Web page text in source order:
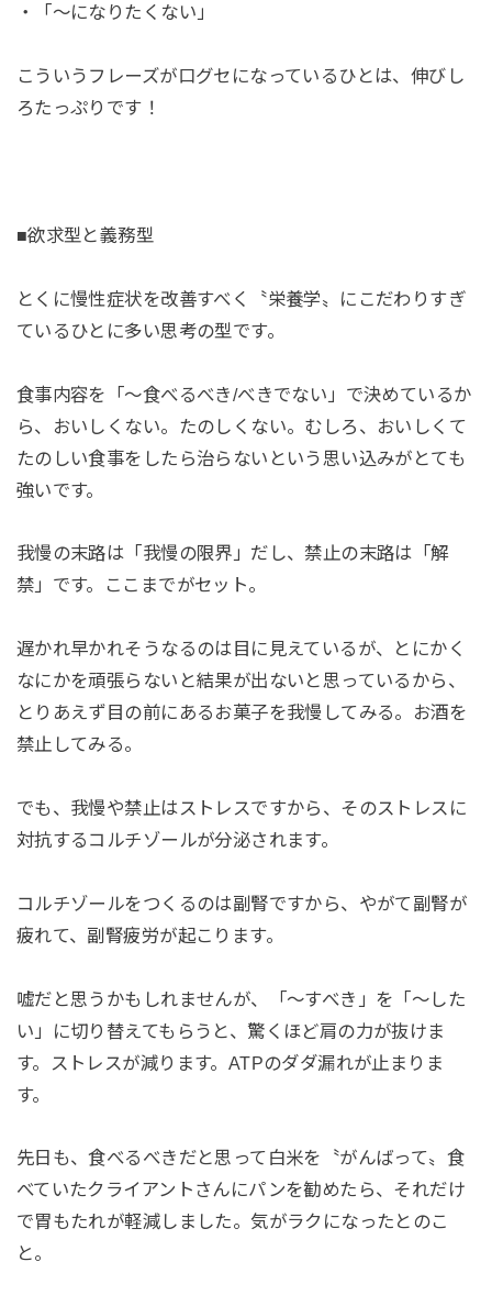
・「〜になりたくない」
こういうフレーズが口グセになっているひとは、伸びし
ろたっぷりです！
■欲求型と義務型
とくに慢性症状を改善すべく〝栄養学〟にこだわりすぎ
ているひとに多い思考の型です。
食事内容を「〜食べるべき/べきでない」で決めているか
ら、おいしくない。たのしくない。むしろ、おいしくて
たのしい食事をしたら治らないという思い込みがとても
強いです。
我慢の末路は「我慢の限界」だし、禁止の末路は「解
禁」です。ここまでがセット。
遅かれ早かれそうなるのは目に見えているが、とにかく
なにかを頑張らないと結果が出ないと思っているから、
とりあえず目の前にあるお菓子を我慢してみる。お酒を
禁止してみる。
でも、我慢や禁止はストレスですから、そのストレスに
対抗するコルチゾールが分泌されます。
コルチゾールをつくるのは副腎ですから、やがて副腎が
疲れて、副腎疲労が起こります。
嘘だと思うかもしれませんが、「〜すべき」を「〜した
い」に切り替えてもらうと、驚くほど肩の力が抜けま
す。ストレスが減ります。ATPのダダ漏れが止まりま
す。
先日も、食べるべきだと思って白米を〝がんばって〟食
べていたクライアントさんにパンを勧めたら、それだけ
で胃もたれが軽減しました。気がラクになったとのこ
と。